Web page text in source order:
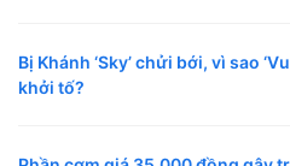
Bị Khánh ‘Sky’ chửi bới, vì sao
khởi tố?